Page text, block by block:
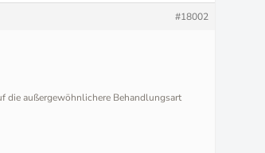
#18002
die außergewöhnlichere Behandlungsart